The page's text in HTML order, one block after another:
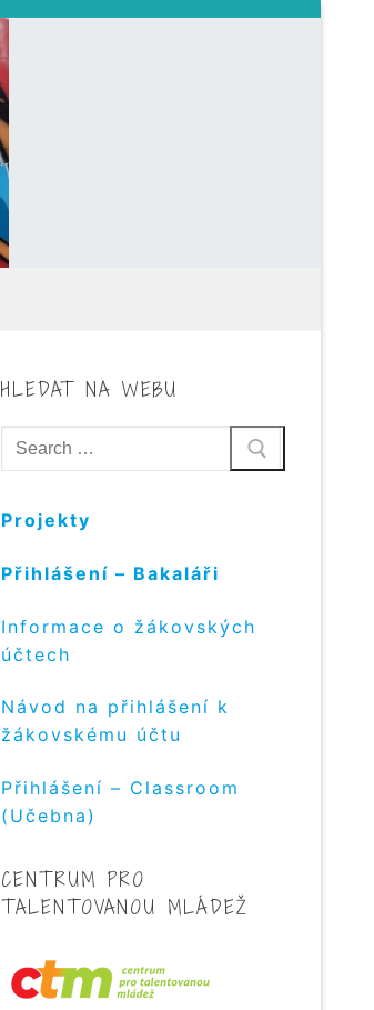
HLEDAT NA WEBU
Hledat:
Projekty
Přihlášení – Bakaláři
Informace o žákovských
účtech
Návod na přihlášení k
žákovskému účtu
Přihlášení – Classroom
(Učebna)
CENTRUM PRO
TALENTOVANOU MLÁDEŽ